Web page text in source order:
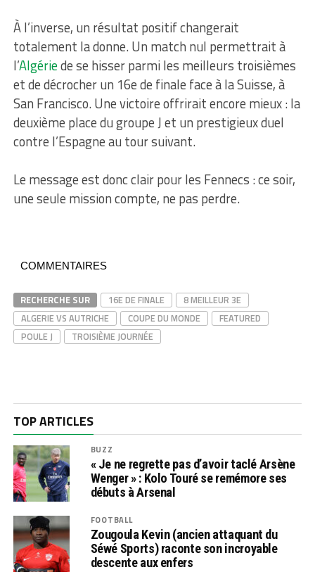
À l’inverse, un résultat positif changerait
totalement la donne. Un match nul permettrait à
l’Algériede se hisser parmi les meilleurs troisièmes
et de décrocher un 16e de finale face à la Suisse, à
San Francisco. Une victoire offrirait encore mieux : la
deuxième place du groupe J et un prestigieux duel
contre l’Espagne au tour suivant.
Le message est donc clair pour les Fennecs : ce soir,
une seule mission compte, ne pas perdre.
COMMENTAIRES
RECHERCHE SUR 16E DE FINALE
8 MEILLEUR 3E
ALGERIE VS AUTRICHE
COUPE DU MONDE
FEATURED
POULE J
TROISIÈME JOURNÉE
TOP ARTICLES
BUZZ
« Je ne regrette pas d’avoir taclé Arsène
Wenger » : Kolo Touré se remémore ses
débuts à Arsenal
FOOTBALL
Zougoula Kevin (ancien attaquant du
Séwé Sports) raconte son incroyable
descente aux enfers